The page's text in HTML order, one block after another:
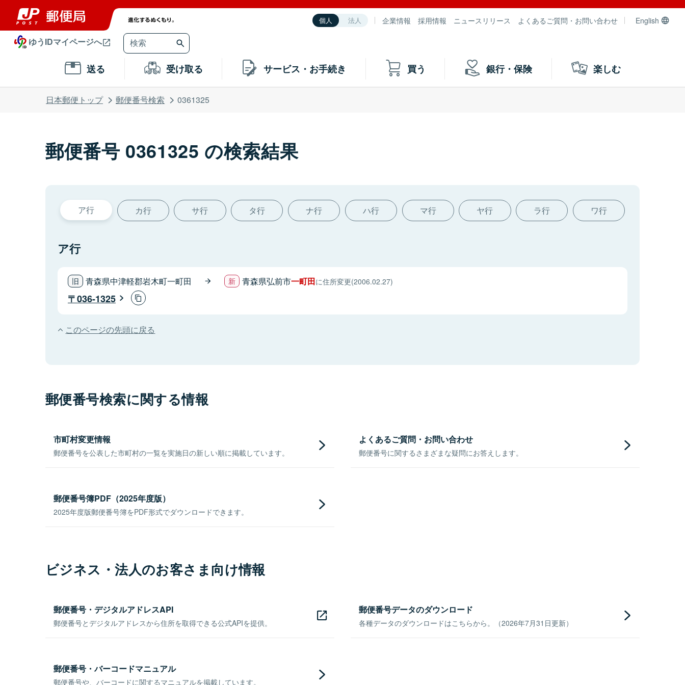
個人 法人 企業情報 採用情報 ニュースリリース よくあるご質問・お問い合わせ English
ゆうIDマイページへ
送る 受け取る サービス・お手続き 買う 銀行・保険 楽しむ
日本郵便トップ 郵便番号検索 0361325
郵便番号 0361325 の検索結果
ア行 カ行 サ行 タ行 ナ行 ハ行 マ行 ヤ行 ラ行 ワ行
ア行
青森県中津軽郡岩木町一町田 青森県弘前市一町田に住所変更(2006.02.27)
036-1325
このページの先頭に戻る
郵便番号検索に関する情報
市町村変更情報
郵便番号を公表した市町村の一覧を実施日の新しい順に掲載しています。
よくあるご質問・お問い合わせ
郵便番号に関するさまざまな疑問にお答えします。
郵便番号簿PDF（2025年度版）
2025年度版郵便番号簿をPDF形式でダウンロードできます。
ビジネス・法人のお客さま向け情報
郵便番号・デジタルアドレスAPI
郵便番号とデジタルアドレスから住所を取得できる公式APIを提供。
郵便番号データのダウンロード
各種データのダウンロードはこちらから。（2026年7月31日更新）
郵便番号・バーコードマニュアル
郵便番号や、バーコードに関するマニュアルを掲載しています。